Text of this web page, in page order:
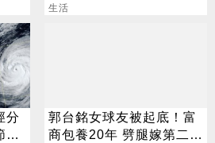
很甜還噴汁
生活
分
慎
郭台銘女球友被起底！富
商包養20年 劈腿嫁第二任